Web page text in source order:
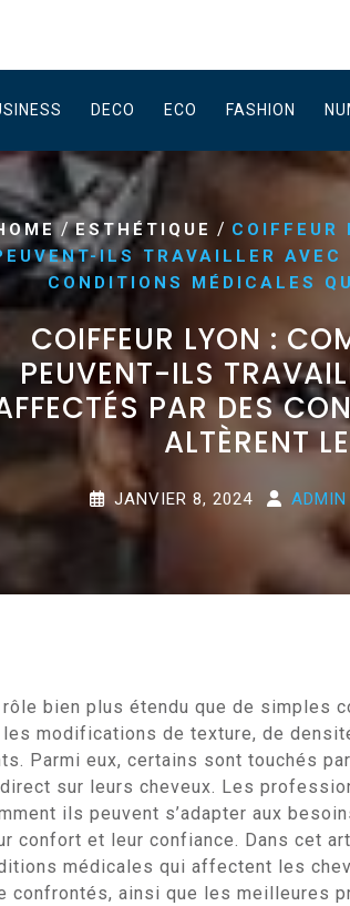
DECO ECO FASHION
/ESTHÉTIQUE / COIFFEUR
ILS TRAVAILLER
CONDITIONS MÉDICALES
COIFFEUR LYON :
PEUVENT-ILS
PAR DES
ALTÈRENT
JANVIER 8, 2024 ADMIN
bien plus étendu que de simples
modifications de texture, de
Parmi eux, certains sont touchés
sur leurs cheveux. Les
ils peuvent s’adapter aux
confort et leur confiance. Dans cet
médicales qui affectent les
confrontés, ainsi que les meilleures